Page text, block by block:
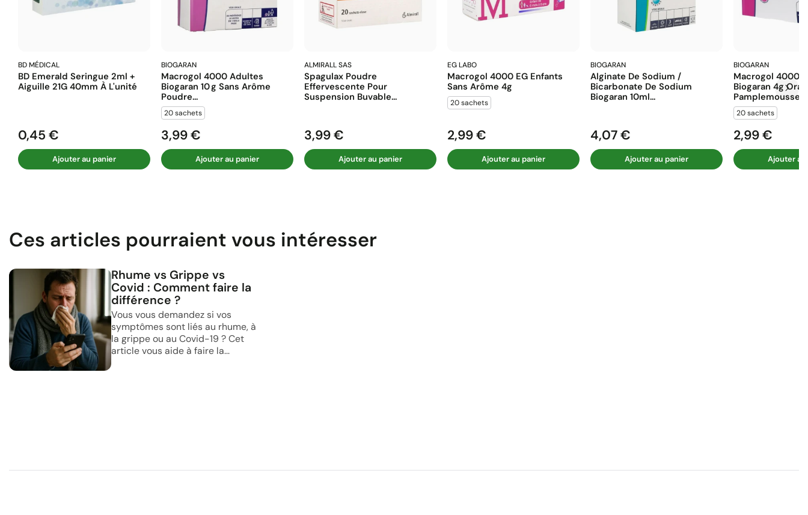
BD MÉDICAL
BD Emerald Seringue 2ml +
Aiguille 21G 40mm À L'unité
Prix
0,45 €
Ajouter au panier
BIOGARAN
Macrogol 4000 Adultes
Biogaran 10 G Sans Arôme
Poudre...
20 sachets
Prix
3,99 €
Ajouter au panier
ALMIRALL SAS
Spagulax Poudre
Effervescente Pour
Suspension Buvable...
Prix
3,99 €
Ajouter au panier
EG LABO
Macrogol 4000 EG Enfants
Sans Arôme 4g
20 sachets
Prix
2,99 €
Ajouter au panier
BIOGARAN
Alginate De Sodium /
Bicarbonate De Sodium
Biogaran 10ml...
Prix
4,07 €
Ajouter au panier
BIOGARAN
Macrogol 4000
Biogaran 4g
Pamplemousse...
20 sachets
Prix
2,99 €
Ajouter au
Ces articles pourraient vous intéresser
Rhume vs Grippe vs
Covid : Comment faire la
différence ?
Vous vous demandez si vos
symptômes sont liés au rhume, à
la grippe ou au Covid-19 ? Cet
article vous aide à faire la...